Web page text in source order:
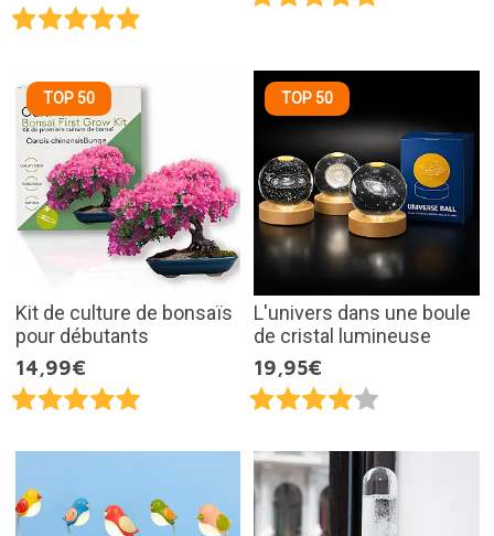
TOP 50
Kit de culture de bonsaïs
pour débutants
14,99€
TOP 50
L'univers dans une boule
de cristal lumineuse
19,95€